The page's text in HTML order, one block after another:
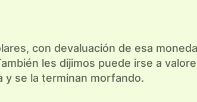
con devaluación de esa
les dijimos puede irse a
y se la terminan morfando.